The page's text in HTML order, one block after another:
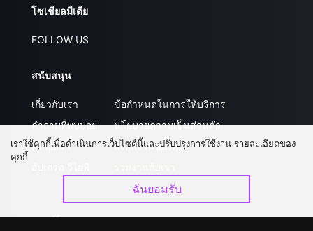
โซเชียลมีเดีย
FOLLOW US
สนับสนุน
เกี่ยวกับเรา
คำถามที่พบบ่อย
ติดต่อเรา
ข้อกำหนดในการให้บริการ
นโยบายความเป็นส่วนตัว
ส่งผลงานของคุณ
ดาวน์โหลดแอป
เราใช้คุกกี้เพื่อดำเนินการเว็บไซต์นี้และปรับปรุงการใช้งาน รายละเอียดของ
คุกกี้
ฉันยอมรับ